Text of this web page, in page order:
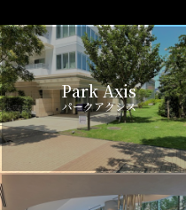
Park Axis
パークアクシス